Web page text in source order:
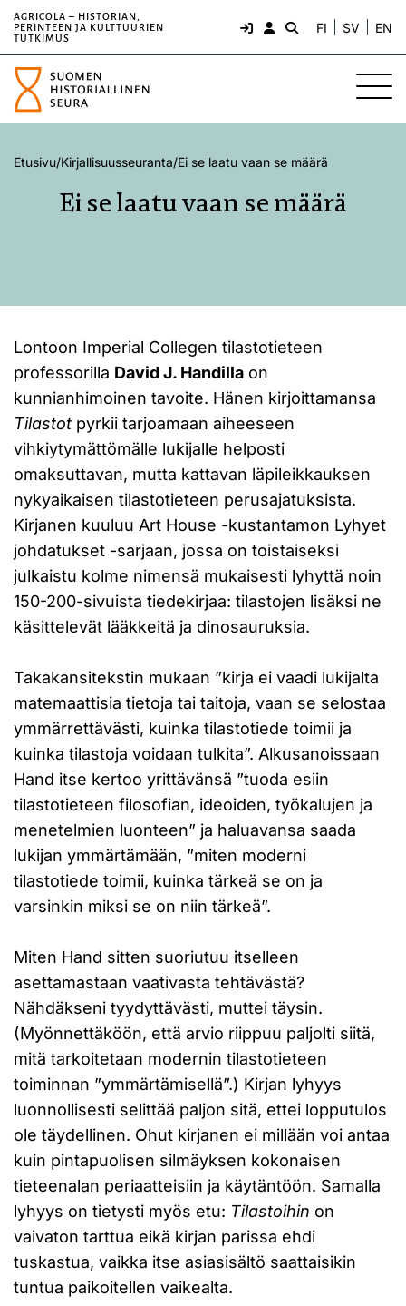
AGRICOLA – HISTORIAN,
PERINTEEN JA KULTTUURIEN
TUTKIMUS
FI SV EN
Etusivu/Kirjallisuusseuranta/Ei se laatu vaan se määrä
Ei se laatu vaan se määrä
Lontoon Imperial Collegen tilastotieteen
professorilla David J. Handilla on
kunnianhimoinen tavoite. Hänen kirjoittamansa
Tilastot pyrkii tarjoamaan aiheeseen
vihkiytymättömälle lukijalle helposti
omaksuttavan, mutta kattavan läpileikkauksen
nykyaikaisen tilastotieteen perusajatuksista.
Kirjanen kuuluu Art House -kustantamon Lyhyet
johdatukset -sarjaan, jossa on toistaiseksi
julkaistu kolme nimensä mukaisesti lyhyttä noin
150-200-sivuista tiedekirjaa: tilastojen lisäksi ne
käsittelevät lääkkeitä ja dinosauruksia.
Takakansitekstin mukaan ”kirja ei vaadi lukijalta
matemaattisia tietoja tai taitoja, vaan se selostaa
ymmärrettävästi, kuinka tilastotiede toimii ja
kuinka tilastoja voidaan tulkita”. Alkusanoissaan
Hand itse kertoo yrittävänsä ”tuoda esiin
tilastotieteen filosofian, ideoiden, työkalujen ja
menetelmien luonteen” ja haluavansa saada
lukijan ymmärtämään, ”miten moderni
tilastotiede toimii, kuinka tärkeä se on ja
varsinkin miksi se on niin tärkeä”.
Miten Hand sitten suoriutuu itselleen
asettamastaan vaativasta tehtävästä?
Nähdäkseni tyydyttävästi, muttei täysin.
(Myönnettäköön, että arvio riippuu paljolti siitä,
mitä tarkoitetaan modernin tilastotieteen
toiminnan ”ymmärtämisellä”.) Kirjan lyhyys
luonnollisesti selittää paljon sitä, ettei lopputulos
ole täydellinen. Ohut kirjanen ei millään voi antaa
kuin pintapuolisen silmäyksen kokonaisen
tieteenalan periaatteisiin ja käytäntöön. Samalla
lyhyys on tietysti myös etu: Tilastoihin on
vaivaton tarttua eikä kirjan parissa ehdi
tuskastua, vaikka itse asiasisältö saattaisikin
tuntua paikoitellen vaikealta.